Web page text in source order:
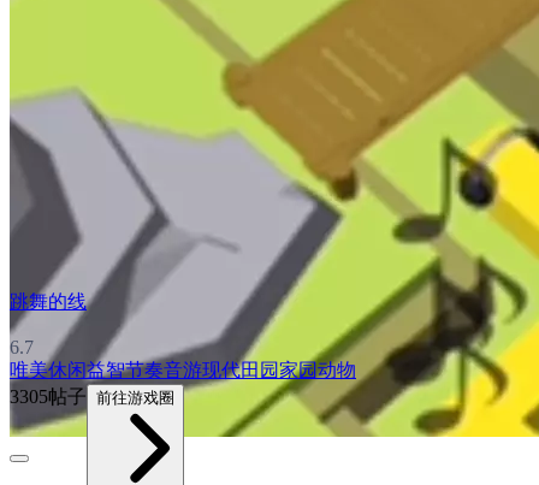
跳舞的线
6.7
唯美休闲益智节奏音游现代田园家园动物
3305帖子 前往游戏圈